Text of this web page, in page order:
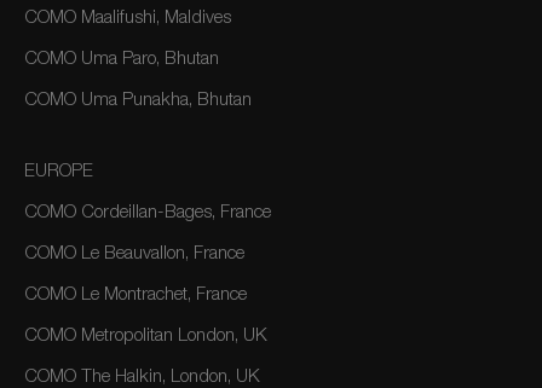
COMO Maalifushi, Maldives
COMO Uma Paro, Bhutan
COMO Uma Punakha, Bhutan
EUROPE
COMO Cordeillan-Bages, France
COMO Le Beauvallon, France
COMO Le Montrachet, France
COMO Metropolitan London, UK
COMO The Halkin, London, UK